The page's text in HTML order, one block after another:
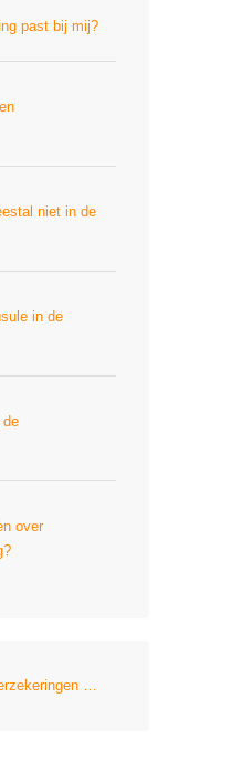
past bij mij?
niet in de
in de
de
over
…